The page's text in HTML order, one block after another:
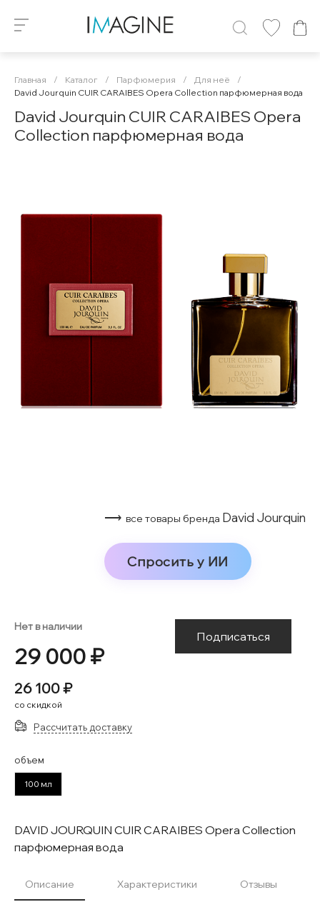
Главная / Каталог / Парфюмерия / Для неё
/
David Jourquin CUIR CARAIBES Opera Collection парфюмерная вода
David Jourquin CUIR CARAIBES Opera
Collection парфюмерная вода
⟶ все товары бренда David Jourquin
Спросить у ИИ
Нет в наличии
29 000 ₽
26 100 ₽
со скидкой
Подписаться
Рассчитать доставку
объем
100 мл
DAVID JOURQUIN CUIR CARAIBES Opera Collection
парфюмерная вода
Описание Характеристики Отзывы